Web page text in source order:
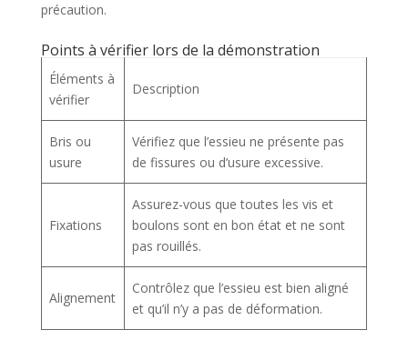
précaution.
Points à vérifier lors de la démonstration
Éléments à
vérifier
Description
Bris ou
usure
Vérifiez que l’essieu ne présente pas
de fissures ou d’usure excessive.
Fixations
Assurez-vous que toutes les vis et
boulons sont en bon état et ne sont
pas rouillés.
Alignement
Contrôlez que l’essieu est bien aligné
et qu’il n’y a pas de déformation.